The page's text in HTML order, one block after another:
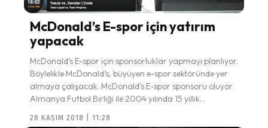
McDonald’s E-spor için yatırım
yapacak
McDonald’s E-spor için sponsorluklar yapmayı planlıyor.
Böylelikle McDonald’s, büyüyen e-spor sektöründe yer
almaya çalışacak. McDonald’s E-spor sponsoru oluyor
Almanya Futbol Birliği ile 2004 yılında 15 yıllık...
28 KASIM 2018 | 11:28